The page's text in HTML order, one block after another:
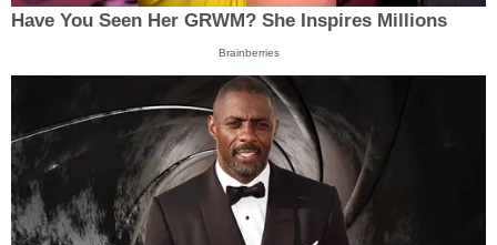
Have You Seen Her GRWM? She Inspires Millions
Brainberries